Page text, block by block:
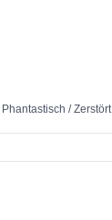
Phantastisch /Zerstört